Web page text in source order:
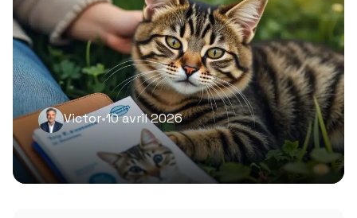
Victor•10 avril 2026